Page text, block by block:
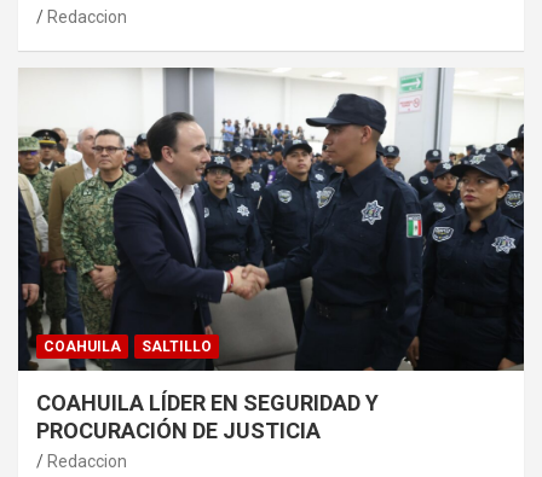
Redaccion
COAHUILA SALTILLO
COAHUILA LÍDER EN SEGURIDAD Y
PROCURACIÓN DE JUSTICIA
Redaccion